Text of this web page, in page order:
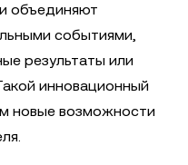
объединяют
событиями,
результаты или
инновационный
новые возможности